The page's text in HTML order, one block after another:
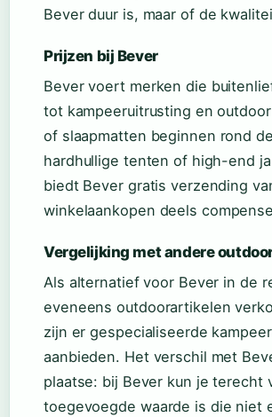
Bever duur is, maar of de
Prijzen bij Bever
Bever voert merken die
tot kampeeruitrusting en
of slaapmatten beginnen rond
hardhullige tenten of high-end
biedt Bever gratis verzending
winkelaankopen deels
Vergelijking met andere
Als alternatief voor Bever in de
eveneens outdoorartikelen
zijn er gespecialiseerde
aanbieden. Het verschil met
plaatse: bij Bever kun je terecht
toegevoegde waarde is die niet